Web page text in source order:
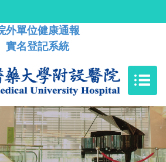
外單位健康通報
實名登記系統